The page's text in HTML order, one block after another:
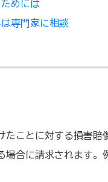
めには
専門家に相談
たことに対する損害
場合に請求されます